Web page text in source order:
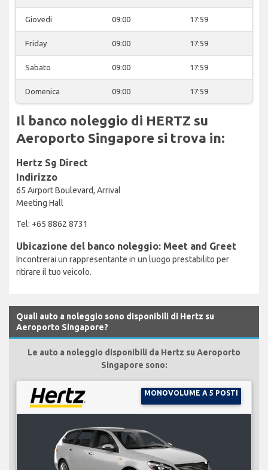
Giovedi 09:00 17:59
Friday 09:00 17:59
Sabato 09:00 17:59
Domenica 09:00 17:59
Il banco noleggio di HERTZ su
Aeroporto Singapore si trova in:
Hertz Sg Direct
Indirizzo
65 Airport Boulevard, Arrival
Meeting Hall
Tel: +65 8862 8731
Ubicazione del banco noleggio: Meet and Greet
Incontrerai un rappresentante in un luogo prestabilito per
ritirare il tuo veicolo.
Quali auto a noleggio sono disponibili di Hertz su
Aeroporto Singapore?
Le auto a noleggio disponibili da Hertz su Aeroporto
Singapore sono:
MONOVOLUME A 5 POSTI